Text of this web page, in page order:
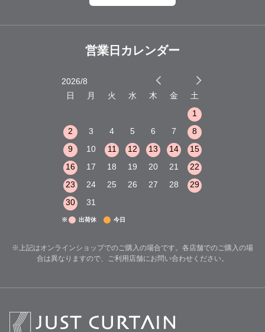
営業日カレンダー
2026/8
日
月 火 水 木 金
土
1
2
3 4 5 6 7
8
9
10 11 12 13 14
15
16
17 18 19 20 21
22
23
24 25 26 27 28
29
30
31
※ 出荷休 今日
※上記はオンラインショップでのご購入の場合です。各店舗でのご購入の場
合は異なりますので、ご利用店舗にお問い合わせください。